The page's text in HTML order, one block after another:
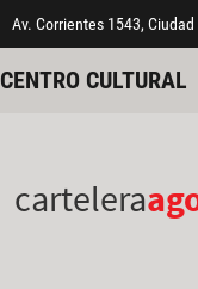
Av. Corrientes 1543,
CENTRO CULTURAL
cartelera